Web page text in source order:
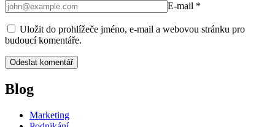
E-mail *
Uložit do prohlížeče jméno, e-mail a webovou stránku pro
budoucí komentáře.
Blog
Marketing